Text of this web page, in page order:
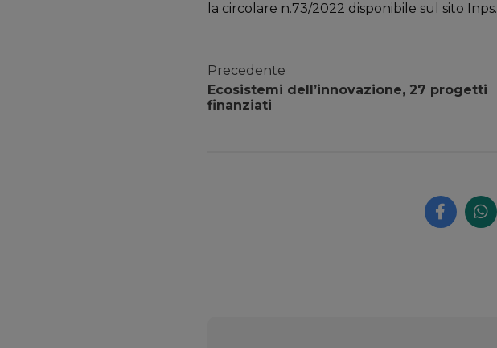
la circolare n.73/2022 disponibile sul sito Inps.
Precedente
Ecosistemi dell’innovazione, 27 progetti
finanziati